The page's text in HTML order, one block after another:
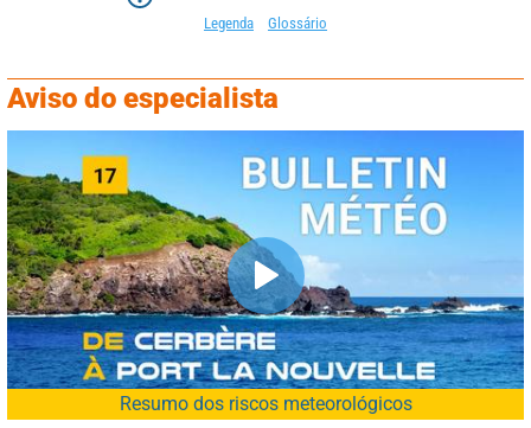
Legenda
Glossário
Aviso do especialista
Resumo dos riscos meteorológicos